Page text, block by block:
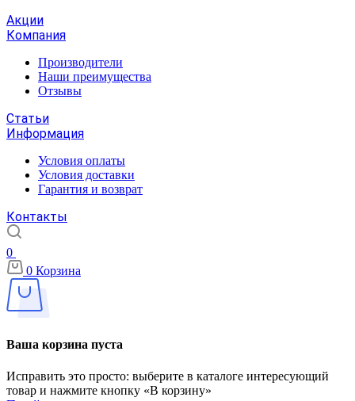
Акции
Компания
Производители
Наши преимущества
Отзывы
Статьи
Информация
Условия оплаты
Условия доставки
Гарантия и возврат
Контакты
0
0 Корзина
Ваша корзина пуста
Исправить это просто: выберите в каталоге интересующий
товар и нажмите кнопку «В корзину»